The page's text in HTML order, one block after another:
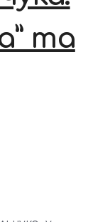
та